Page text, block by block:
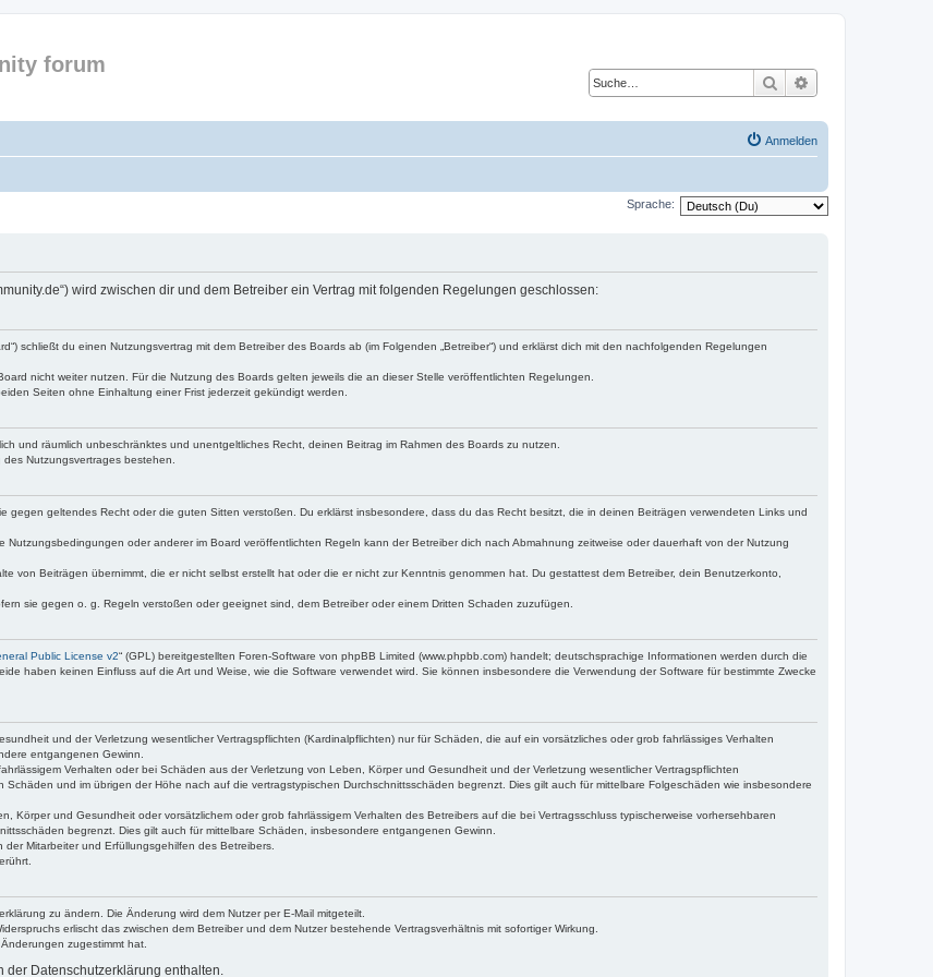
forum
Suche
Anmelden
Sprache:
wird zwischen dir und dem Betreiber ein Vertrag mit folgenden Regelungen geschlossen:
schließt du einen Nutzungsvertrag mit dem Betreiber des Boards ab (im Folgenden „Betreiber“) und erklärst dich mit den nachfolgenden Regelungen
nicht weiter nutzen. Für die Nutzung des Boards gelten jeweils die an dieser Stelle veröffentlichten Regelungen.
Seiten ohne Einhaltung einer Frist jederzeit gekündigt werden.
und räumlich unbeschränktes und unentgeltliches Recht, deinen Beitrag im Rahmen des Boards zu nutzen.
Nutzungsvertrages bestehen.
gegen geltendes Recht oder die guten Sitten verstoßen. Du erklärst insbesondere, dass du das Recht besitzt, die in deinen Beiträgen verwendeten Links und
oder anderer im Board veröffentlichten Regeln kann der Betreiber dich nach Abmahnung zeitweise oder dauerhaft von der Nutzung
von Beiträgen übernimmt, die er nicht selbst erstellt hat oder die er nicht zur Kenntnis genommen hat. Du gestattest dem Betreiber, dein Benutzerkonto,
sie gegen o. g. Regeln verstoßen oder geeignet sind, dem Betreiber oder einem Dritten Schaden zuzufügen.
Public License v2“ (GPL) bereitgestellten Foren-Software von phpBB Limited (www.phpbb.com) handelt; deutschsprachige Informationen werden durch die
haben keinen Einfluss auf die Art und Weise, wie die Software verwendet wird. Sie können insbesondere die Verwendung der Software für bestimmte Zwecke
und der Verletzung wesentlicher Vertragspflichten (Kardinalpflichten) nur für Schäden, die auf ein vorsätzliches oder grob fahrlässiges Verhalten
entgangenen Gewinn.
Verhalten oder bei Schäden aus der Verletzung von Leben, Körper und Gesundheit und der Verletzung wesentlicher Vertragspflichten
und im übrigen der Höhe nach auf die vertragstypischen Durchschnittsschäden begrenzt. Dies gilt auch für mittelbare Folgeschäden wie insbesondere
Körper und Gesundheit oder vorsätzlichem oder grob fahrlässigem Verhalten des Betreibers auf die bei Vertragsschluss typischerweise vorhersehbaren
begrenzt. Dies gilt auch für mittelbare Schäden, insbesondere entgangenen Gewinn.
Mitarbeiter und Erfüllungsgehilfen des Betreibers.
zu ändern. Die Änderung wird dem Nutzer per E-Mail mitgeteilt.
erlischt das zwischen dem Betreiber und dem Nutzer bestehende Vertragsverhältnis mit sofortiger Wirkung.
zugestimmt hat.
der Datenschutzerklärung enthalten.